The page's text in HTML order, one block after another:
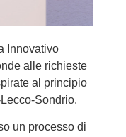
Innovativo
alle richieste
al principio
Sondrio.
un processo di